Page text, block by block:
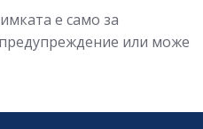
е само за
или може